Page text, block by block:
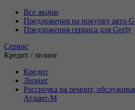
Все акции
Предложения на покупку авто
Предложения сервиса для Geely
Сервис
Кредит / лизинг
Кредит
Лизинг
Рассрочка на ремонт,
Атлант-М